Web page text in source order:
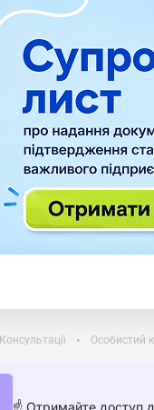
Консультації Особистий
☝️ Отримайте доступ